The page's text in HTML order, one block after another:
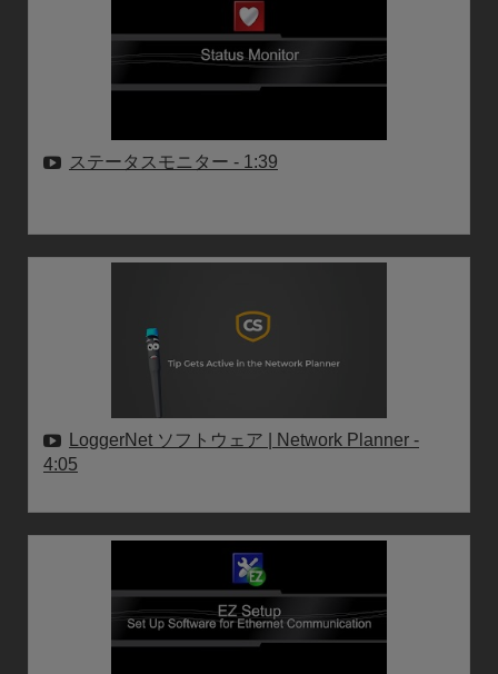
ステータスモニター - 1:39
LoggerNet ソフトウェア | Network Planner -
4:05